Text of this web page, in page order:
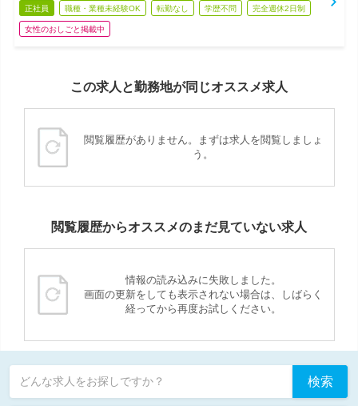
正社員 職種・業種未経験OK 転勤なし 学歴不問 完全週休2日制
女性のおしごと掲載中
この求人と勤務地が同じオススメ求人
閲覧履歴がありません。まずは求人を閲覧しましょ
う。
閲覧履歴からオススメのまだ見ていない求人
情報の読み込みに失敗しました。
画面の更新をしても表示されない場合は、しばらく
経ってから再度お試しください。
どんな求人をお探しですか？ 検索